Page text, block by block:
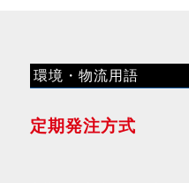
環境・物流用語
定期発注方式